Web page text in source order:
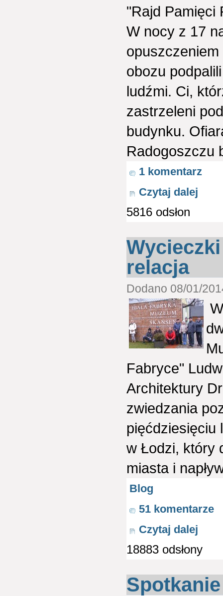
"Rajd Pamięci
W nocy z 17
obozu
ludźmi. Ci,
zastrzeleni
budynku.
Radogoszczu
1 komentarz
Czytaj dalej
5816 odsłon
relacja
Dodano 08/01/
Fabryce"
Architektury
zwiedzania
pięćdziesięciu
w Łodzi, który
miasta i
Blog
51 komentarze
Czytaj dalej
18883 odsłony